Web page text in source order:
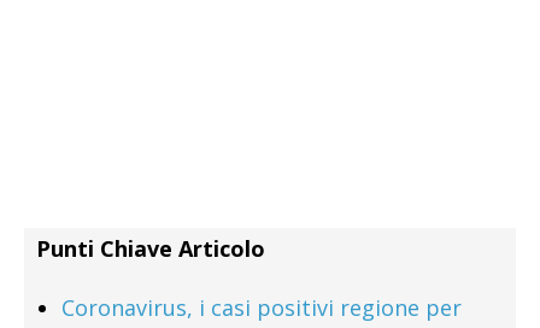
Punti Chiave Articolo
Coronavirus, i casi positivi regione per